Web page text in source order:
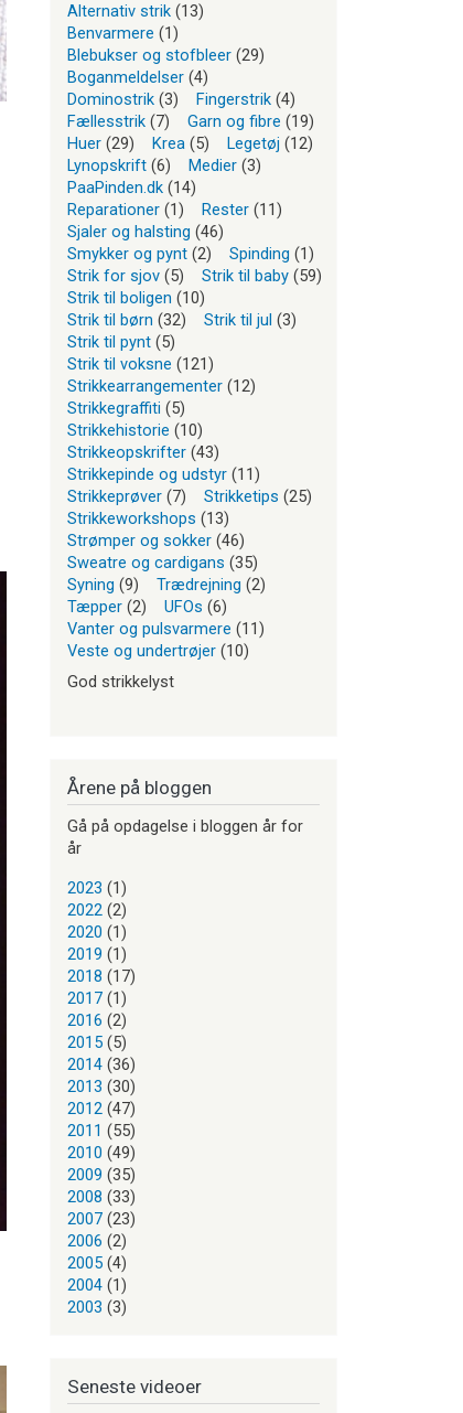
Alternativ strik (13)
Benvarmere (1)
Blebukser og stofbleer (29)
Boganmeldelser (4)
Dominostrik (3) Fingerstrik (4)
Fællesstrik (7) Garn og fibre (19)
Huer (29) Krea (5) Legetøj (12)
Lynopskrift (6) Medier (3)
PaaPinden.dk (14)
Reparationer (1) Rester (11)
Sjaler og halsting (46)
Smykker og pynt (2) Spinding (1)
Strik for sjov (5) Strik til baby (59)
Strik til boligen (10)
Strik til børn (32) Strik til jul (3)
Strik til pynt (5)
Strik til voksne (121)
Strikkearrangementer (12)
Strikkegraffiti (5)
Strikkehistorie (10)
Strikkeopskrifter (43)
Strikkepinde og udstyr (11)
Strikkeprøver (7) Strikketips (25)
Strikkeworkshops (13)
Strømper og sokker (46)
Sweatre og cardigans (35)
Syning (9) Trædrejning (2)
Tæpper (2) UFOs (6)
Vanter og pulsvarmere (11)
Veste og undertrøjer (10)
God strikkelyst
Årene på bloggen
Gå på opdagelse i bloggen år for
år
2023 (1)
2022 (2)
2020 (1)
2019 (1)
2018 (17)
2017 (1)
2016 (2)
2015 (5)
2014 (36)
2013 (30)
2012 (47)
2011 (55)
2010 (49)
2009 (35)
2008 (33)
2007 (23)
2006 (2)
2005 (4)
2004 (1)
2003 (3)
Seneste videoer